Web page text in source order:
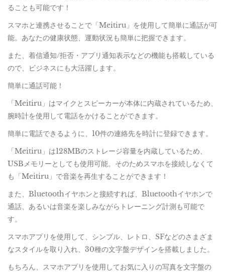
ることも可能です！
スマホと連携させることで「Meitiru」を使用して簡単に通話が可
能。あなたの健康状態、運動状況も簡単に把握できます。
また、着信通知/拒否・アプリ通知表示などの機能も搭載している
ので、ビジネスにも大活躍します。
簡単に通話可能！
「Meitiru」はマイクとスピーカーが本体に内蔵されているため、
腕時計を使用して電話をかけることができます。
簡単に電話できるように、10件の連絡先を時計に登録できます。
「Meitiru」は128MBのストレージ容量を内蔵しているため、
USBメモリーとしても使用可能。そのためスマホを接続しなくて
も「Meitiru」で音楽を再生することができます！
また、Bluetoothイヤホンと接続すれば、Bluetoothイヤホンで
通話、あるいは音楽を楽しみながらトレーニング計測も可能で
す。
スマホアプリを使用して、シンプル、レトロ、SFなどのさまざま
なスタイルを取り入れ、30種の文字盤デザインを搭載しました。
もちろん、スマホアプリを使用してお気に入りの写真を文字盤の